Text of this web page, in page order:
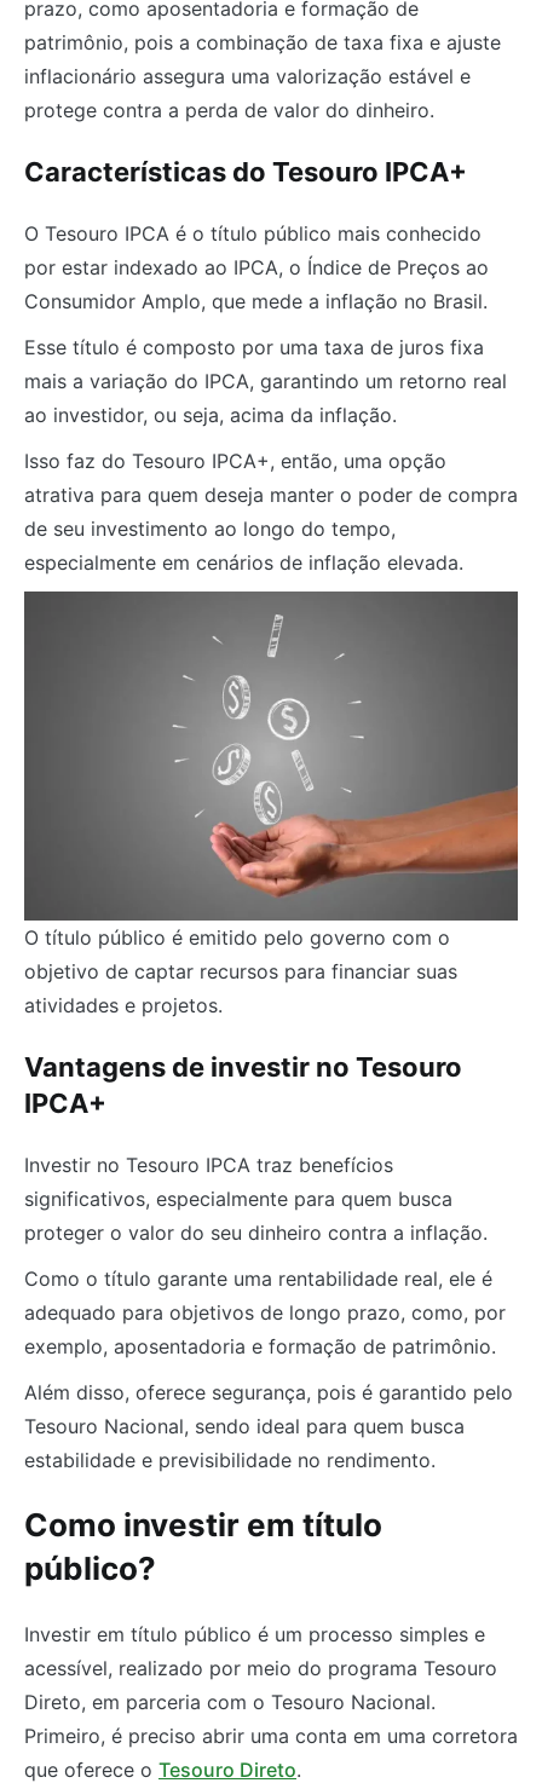
prazo, como aposentadoria e formação de
patrimônio, pois a combinação de taxa fixa e ajuste
inflacionário assegura uma valorização estável e
protege contra a perda de valor do dinheiro.
Características do Tesouro IPCA+
O Tesouro IPCA é o título público mais conhecido
por estar indexado ao IPCA, o Índice de Preços ao
Consumidor Amplo, que mede a inflação no Brasil.
Esse título é composto por uma taxa de juros fixa
mais a variação do IPCA, garantindo um retorno real
ao investidor, ou seja, acima da inflação.
Isso faz do Tesouro IPCA+, então, uma opção
atrativa para quem deseja manter o poder de compra
de seu investimento ao longo do tempo,
especialmente em cenários de inflação elevada.
O título público é emitido pelo governo com o
objetivo de captar recursos para financiar suas
atividades e projetos.
Vantagens de investir no Tesouro
IPCA+
Investir no Tesouro IPCA traz benefícios
significativos, especialmente para quem busca
proteger o valor do seu dinheiro contra a inflação.
Como o título garante uma rentabilidade real, ele é
adequado para objetivos de longo prazo, como, por
exemplo, aposentadoria e formação de patrimônio.
Além disso, oferece segurança, pois é garantido pelo
Tesouro Nacional, sendo ideal para quem busca
estabilidade e previsibilidade no rendimento.
Como investir em título
público?
Investir em título público é um processo simples e
acessível, realizado por meio do programa Tesouro
Direto, em parceria com o Tesouro Nacional.
Primeiro, é preciso abrir uma conta em uma corretora
que oferece o Tesouro Direto.